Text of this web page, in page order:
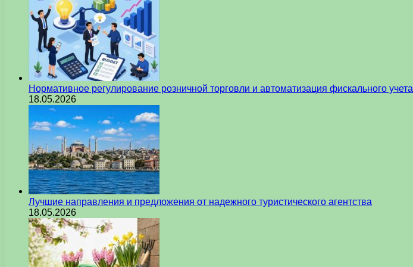
Нормативное регулирование розничной торговли и автоматизация фискального учета
18.05.2026
Лучшие направления и предложения от надежного туристического агентства
18.05.2026